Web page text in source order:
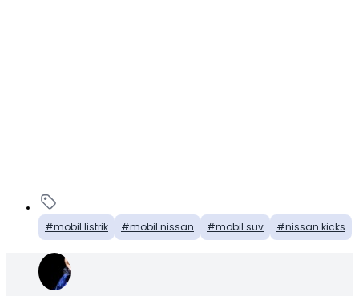
mobil listrik mobil nissan mobil suv nissan kicks